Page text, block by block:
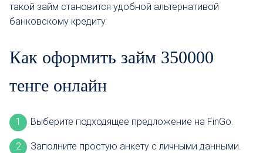
такой займ становится удобной альтернативой
банковскому кредиту.
Как оформить займ 350000
тенге онлайн
Выберите подходящее предложение на FinGo.
Заполните простую анкету с личными данными.